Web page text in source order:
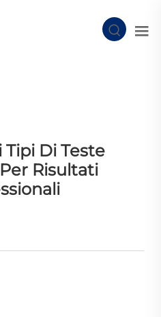
Tipi Di Teste
Risultati